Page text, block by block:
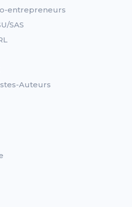
entrepreneurs
SAS
Auteurs